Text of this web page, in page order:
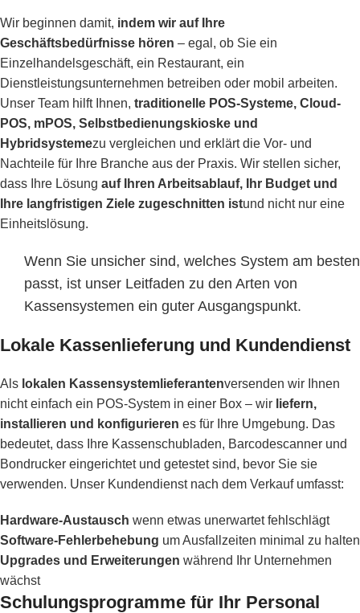
Wir beginnen damit, indem wir auf Ihre
Geschäftsbedürfnisse hören – egal, ob Sie ein
Einzelhandelsgeschäft, ein Restaurant, ein
Dienstleistungsunternehmen betreiben oder mobil arbeiten.
Unser Team hilft Ihnen, traditionelle POS-Systeme, Cloud-
POS, mPOS, Selbstbedienungskioske und
Hybridsystemezu vergleichen und erklärt die Vor- und
Nachteile für Ihre Branche aus der Praxis. Wir stellen sicher,
dass Ihre Lösung auf Ihren Arbeitsablauf, Ihr Budget und
Ihre langfristigen Ziele zugeschnitten istund nicht nur eine
Einheitslösung.
Wenn Sie unsicher sind, welches System am besten
passt, ist unser Leitfaden zu den Arten von
Kassensystemen ein guter Ausgangspunkt.
Lokale Kassenlieferung und Kundendienst
Als lokalen Kassensystemlieferantenversenden wir Ihnen
nicht einfach ein POS-System in einer Box – wir liefern,
installieren und konfigurieren es für Ihre Umgebung. Das
bedeutet, dass Ihre Kassenschubladen, Barcodescanner und
Bondrucker eingerichtet und getestet sind, bevor Sie sie
verwenden. Unser Kundendienst nach dem Verkauf umfasst:
Hardware-Austausch wenn etwas unerwartet fehlschlägt
Software-Fehlerbehebung um Ausfallzeiten minimal zu halten
Upgrades und Erweiterungen während Ihr Unternehmen
wächst
Schulungsprogramme für Ihr Personal